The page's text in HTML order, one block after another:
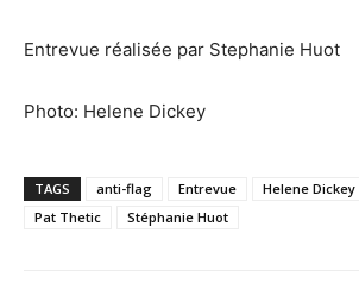
Entrevue réalisée par Stephanie Huot
Photo: Helene Dickey
TAGS anti-flag Entrevue Helene Dickey
Pat Thetic
Stéphanie Huot